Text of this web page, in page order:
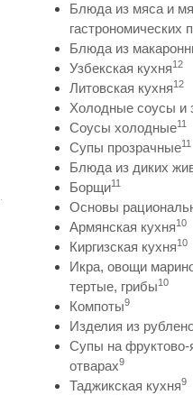
Блюда из мяса и
гастрономических
Блюда из
Узбекская кухня12
Литовская кухня12
Холодные соусы и
Соусы холодные11
Супы прозрачные11
Блюда из диких
Борщи11
Основы
Армянская кухня10
Киргизская кухня10
Икра, овощи
тертые, грибы10
Компоты9
Изделия из
Супы на фруктово-
отварах9
Таджикская кухня9